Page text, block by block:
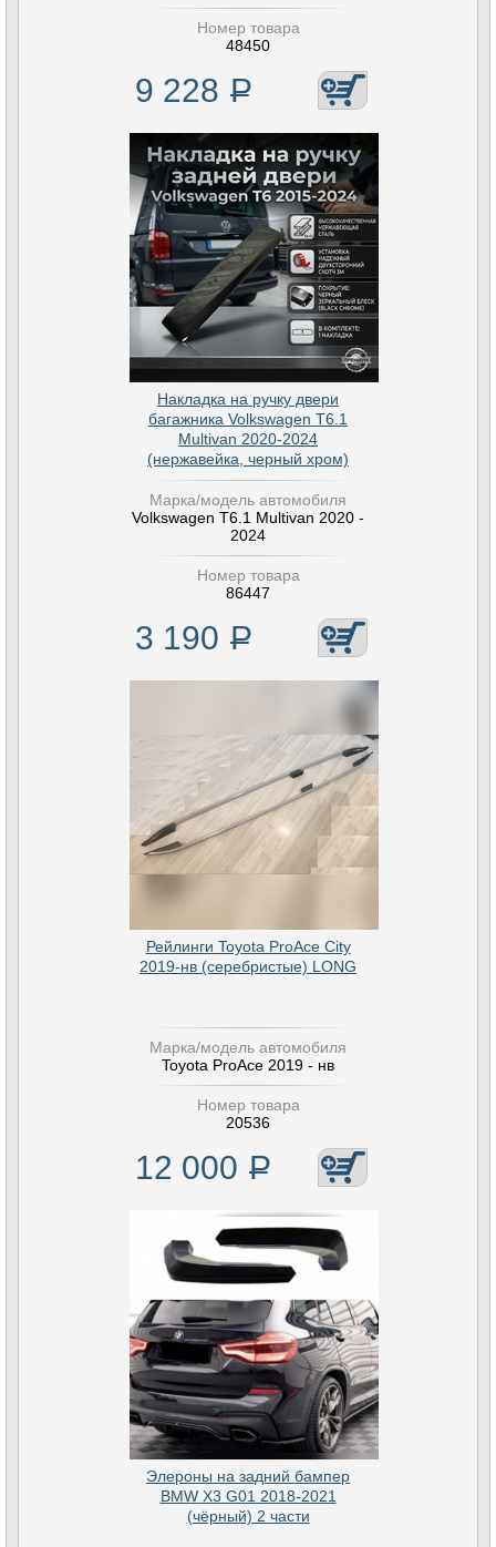
Номер товара
48450
9 228 Р
Накладка на ручку двери
багажника Volkswagen T6.1
Multivan 2020-2024
(нержавейка, черный хром)
Марка/модель автомобиля
Volkswagen T6.1 Multivan 2020 -
2024
Номер товара
86447
3 190 Р
Рейлинги Toyota ProAce City
2019-нв (серебристые) LONG
Марка/модель автомобиля
Toyota ProAce 2019 - нв
Номер товара
20536
12 000 Р
Элероны на задний бампер
BMW X3 G01 2018-2021
(чёрный) 2 части